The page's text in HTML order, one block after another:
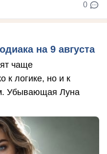
0
на 9 августа
чаще
к логике, но и к
Убывающая Луна